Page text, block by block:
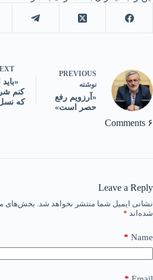
PREVIOUS
نوشته
«آرزویم رفع
حصر است»
کنم
که
۶ Comments
Leave a Reply
نشانی ایمیل شما منتشر نخواهد شد. بخش‌های
شده‌اند *
Name
*